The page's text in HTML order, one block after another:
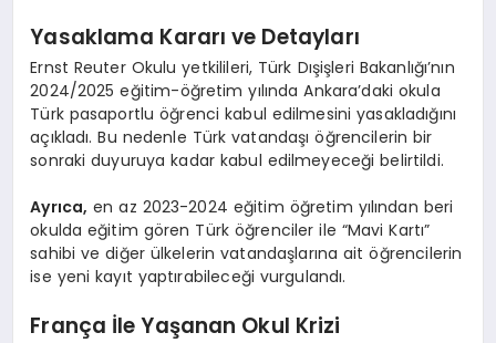
Yasaklama Kararı ve Detayları
Ernst Reuter Okulu yetkilileri, Türk Dışişleri Bakanlığı’nın
2024/2025 eğitim-öğretim yılında Ankara’daki okula
Türk pasaportlu öğrenci kabul edilmesini yasakladığını
açıkladı. Bu nedenle Türk vatandaşı öğrencilerin bir
sonraki duyuruya kadar kabul edilmeyeceği belirtildi.
Ayrıca, en az 2023-2024 eğitim öğretim yılından beri
okulda eğitim gören Türk öğrenciler ile “Mavi Kartı”
sahibi ve diğer ülkelerin vatandaşlarına ait öğrencilerin
ise yeni kayıt yaptırabileceği vurgulandı.
França İle Yaşanan Okul Krizi